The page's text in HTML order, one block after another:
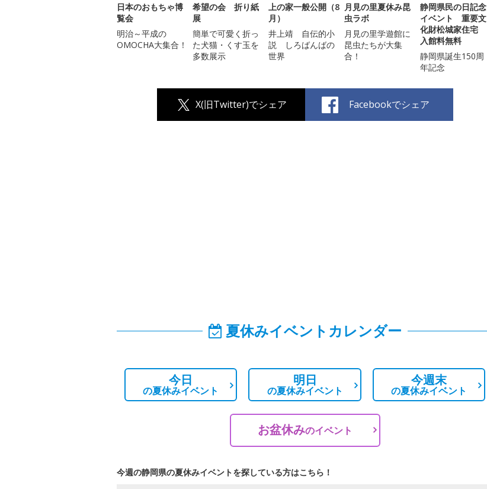
日本のおもちゃ博
覧会
明治～平成の
OMOCHA大集合！
希望の会 折り紙
展
簡単で可愛く折っ
た犬猫・くす玉を
多数展示
上の家一般公開（8
月）
井上靖 自伝的小
説 しろばんばの
世界
月見の里夏休み昆
虫ラボ
月見の里学遊館に
昆虫たちが大集
合！
静岡県民の日記念
イベント 重要文
化財松城家住宅
入館料無料
静岡県誕生150周
年記念
X(旧Twitter)でシェア Facebookでシェア
夏休みイベントカレンダー
今日
の夏休みイベント
明日
の夏休みイベント
今週末
の夏休みイベント
お盆休みのイベント
今週の静岡県の夏休みイベントを探している方はこちら！